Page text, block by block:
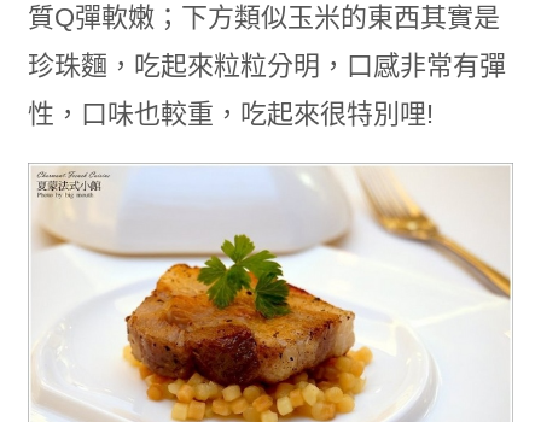
質Q彈軟嫩；下方類似玉米的東西其實是
珍珠麵，吃起來粒粒分明，口感非常有彈
性，口味也較重，吃起來很特別哩!